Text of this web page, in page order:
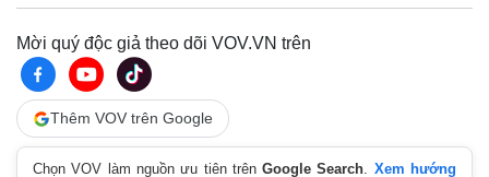
Mời quý độc giả theo dõi VOV.VN trên
Thêm VOV trên Google
Chọn VOV làm nguồn ưu tiên trênGoogle Search. Xem hướng